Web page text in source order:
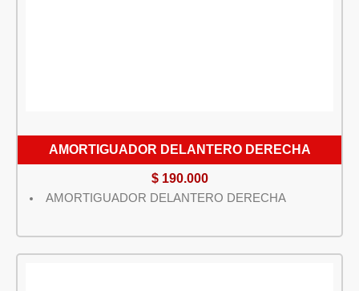
AMORTIGUADOR DELANTERO DERECHA
$190.000
AMORTIGUADOR DELANTERO DERECHA